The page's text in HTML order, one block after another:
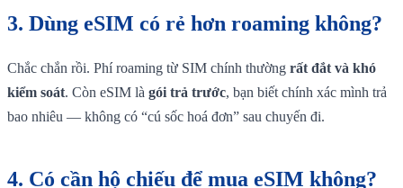
3. Dùng eSIM có rẻ hơn roaming không?
Chắc chắn rồi. Phí roaming từ SIM chính thường rất đắt và khó
kiểm soát. Còn eSIM là gói trả trước, bạn biết chính xác mình trả
bao nhiêu — không có “cú sốc hoá đơn” sau chuyến đi.
4. Có cần hộ chiếu để mua eSIM không?